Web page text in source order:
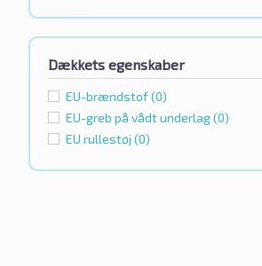
Dækkets egenskaber
EU-brændstof(0)
EU-greb på vådt underlag(0)
EU rullestøj (0)